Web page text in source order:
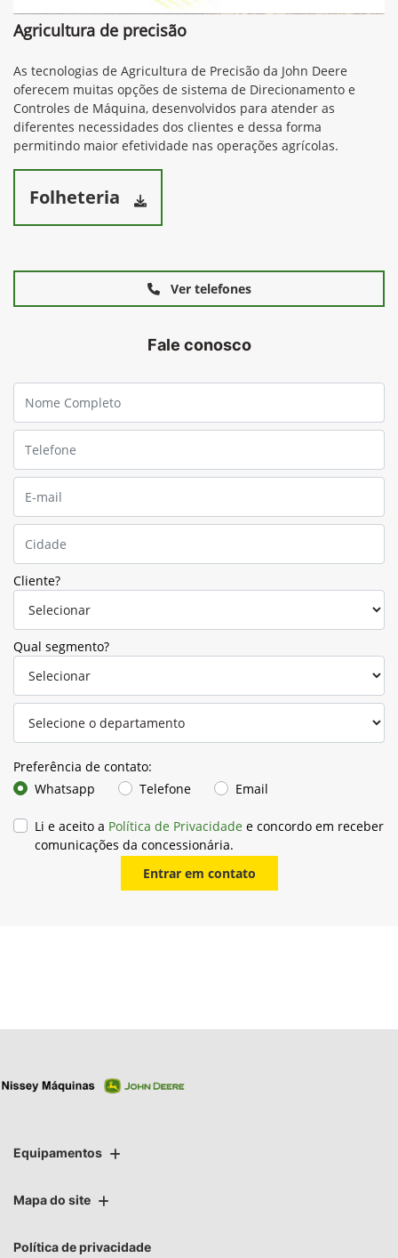
Agricultura de precisão
As tecnologias de Agricultura de Precisão da John Deere
oferecem muitas opções de sistema de Direcionamento e
Controles de Máquina, desenvolvidos para atender as
diferentes necessidades dos clientes e dessa forma
permitindo maior efetividade nas operações agrícolas.
Folheteria
Ver telefones
Fale conosco
Cliente?
Qual segmento?
Preferência de contato:
Whatsapp
Telefone Email
Li e aceito a Política de Privacidade e concordo em receber
comunicações da concessionária.
Entrar em contato
Equipamentos
Mapa do site
Política de privacidade